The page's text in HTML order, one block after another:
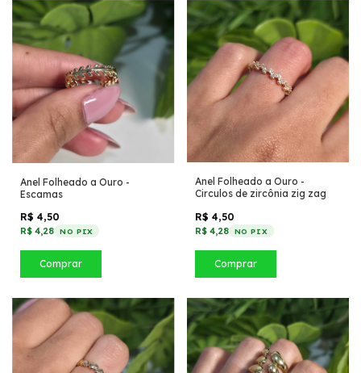
Anel Folheado a Ouro -
Escamas
R$ 4,50
R$ 4,28 NO PIX
Comprar
Anel Folheado a Ouro -
Circulos de zircônia zig zag
R$ 4,50
R$ 4,28 NO PIX
Comprar